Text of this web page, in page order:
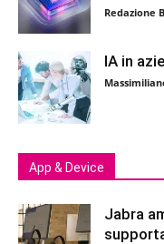
Redazione
IA in
App & Device
Jabra